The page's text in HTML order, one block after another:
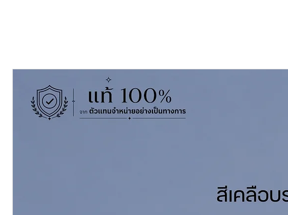
Thinning With ผสมด้วยทินเนอร์
นิปปอนทินเนอร์ อะคริลิค 3000
Coverage ทาได้พื้นที่9-11 ตร.ม./ชุด/เที่ยว (Sq.M./Set/Coat)
Prime with รองพื้นด้วย